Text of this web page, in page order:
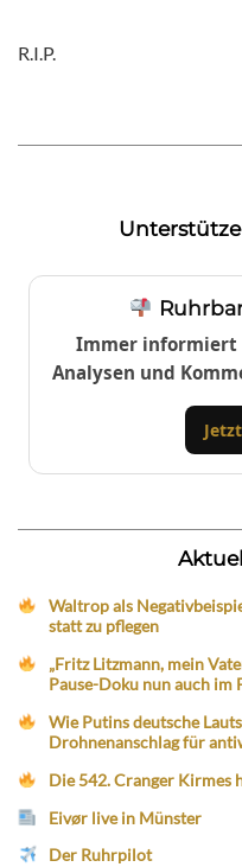
R.I.P.
Immer informiert
Analysen und
Waltrop als
statt zu pflegen
„Fritz Litzmann, mein
Pause-Doku nun auch im
Wie Putins deutsche
Drohnenanschlag für
Die 542. Cranger Kirmes
Eivør live in Münster
Der Ruhrpilot